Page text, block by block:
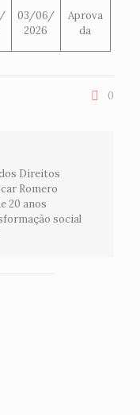
03/06/
2026
Aprova
da
0
Direitos
Romero
20 anos
social